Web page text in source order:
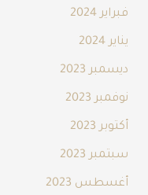
فبراير 2024
يناير 2024
ديسمبر 2023
نوفمبر 2023
أكتوبر 2023
سبتمبر 2023
أغسطس 2023